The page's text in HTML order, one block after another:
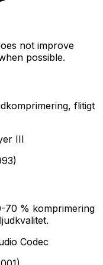
not improve
possible.
flitigt
III
70 % komprimering
Codec